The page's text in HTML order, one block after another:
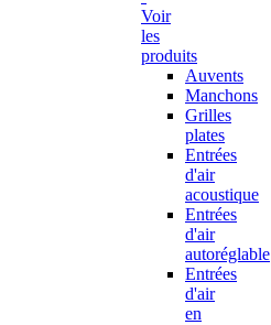
Voir
les
produits
Auvents
Manchons
Grilles
plates
Entrées
d'air
acoustique
Entrées
d'air
autoréglable
Entrées
d'air
en